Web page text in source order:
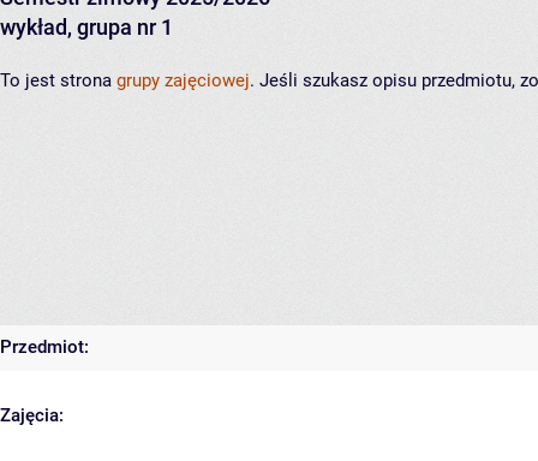
wykład, grupa nr 1
To jest strona grupy zajęciowej. Jeśli szukasz opisu przedmiotu,
Przedmiot:
Zajęcia: